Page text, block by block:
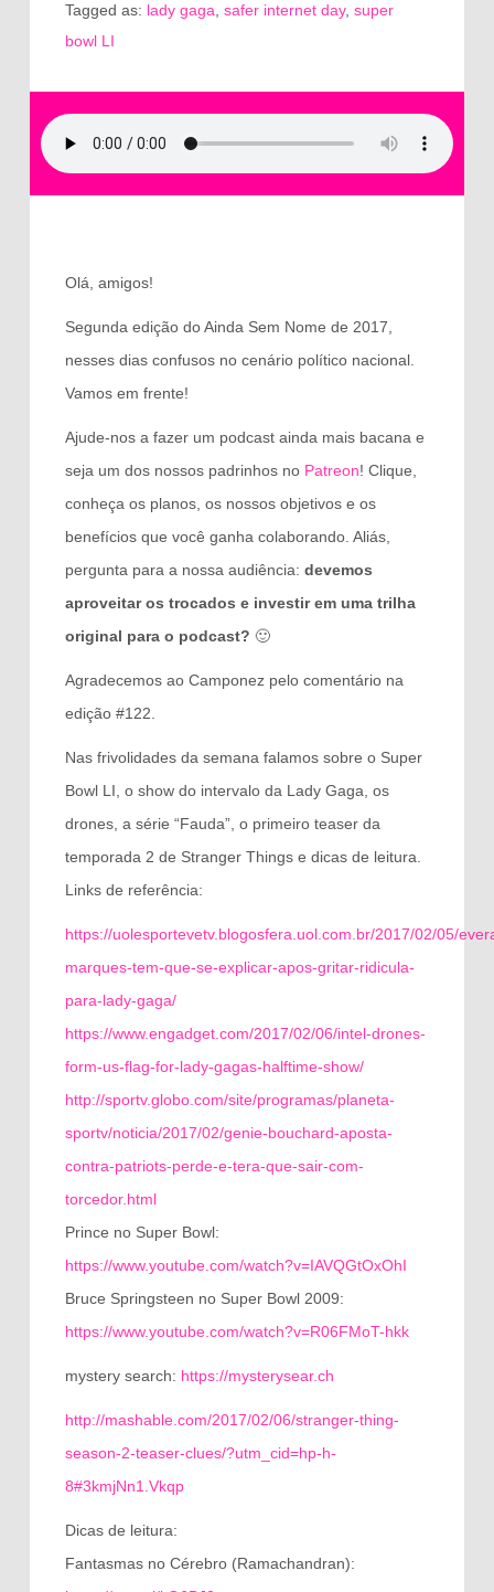
Tagged as: lady gaga safer internet day, super
bowl LI
Olá, amigos!
Segunda edição do Ainda Sem Nome de 2017,
nesses dias confusos no cenário político nacional.
Vamos em frente!
Ajude-nos a fazer um podcast ainda mais bacana e
seja um dos nossos padrinhos no Patreon! Clique,
conheça os planos, os nossos objetivos e os
benefícios que você ganha colaborando. Aliás,
pergunta para a nossa audiência: devemos
aproveitar os trocados e investir em uma trilha
original para o podcast? 🙂
Agradecemos ao Camponez pelo comentário na
edição #122.
Nas frivolidades da semana falamos sobre o Super
Bowl LI, o show do intervalo da Lady Gaga, os
drones, a série “Fauda”, o primeiro teaser da
temporada 2 de Stranger Things e dicas de leitura.
Links de referência:
https://uolesportevetv.blogosfera.uol.com.br/2017/02/05/
marques-tem-que-se-explicar-apos-gritar-ridicula-
para-lady-gaga/
https://www.engadget.com/2017/02/06/intel-drones-
form-us-flag-for-lady-gagas-halftime-show/
http://sportv.globo.com/site/programas/planeta-
sportv/noticia/2017/02/genie-bouchard-aposta-
contra-patriots-perde-e-tera-que-sair-com-
torcedor.html
Prince no Super Bowl:
https://www.youtube.com/watch?v=IAVQGtOxOhI
Bruce Springsteen no Super Bowl 2009:
https://www.youtube.com/watch?v=R06FMoT-hkk
mystery search: https://mysterysear.ch
http://mashable.com/2017/02/06/stranger-thing-
season-2-teaser-clues/?utm_cid=hp-h-
8#3kmjNn1.Vkqp
Dicas de leitura:
Fantasmas no Cérebro (Ramachandran):